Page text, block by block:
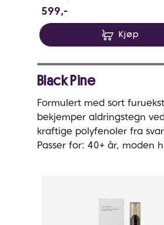
599,-
Kjøp
Black Pine
Formulert med sort
bekjemper aldringstegn
kraftige polyfenoler fra
Passer for: 40+ år, moden